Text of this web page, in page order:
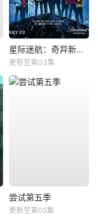
星际迷航：奇异新世界第四季
更新至第03集
尝试第五季
更新至第05集